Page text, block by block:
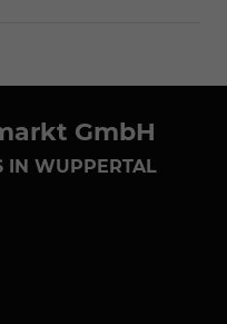
GmbH
IN WUPPERTAL